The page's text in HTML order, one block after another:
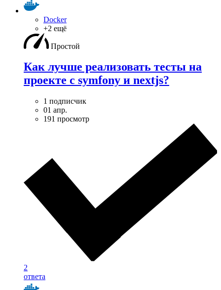
Docker
+2 ещё
Простой
Как лучше реализовать тесты на
проекте с symfony и nextjs?
1 подписчик
01 апр.
191 просмотр
2
ответа